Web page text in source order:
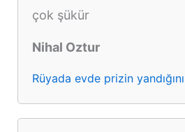
çok şükür
Nihal Oztur
Rüyada evde prizin